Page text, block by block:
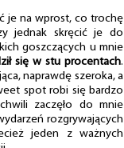
je na wprost, co trochę
jednak skręcić je do
goszczących u mnie
się w stu procentach.
naprawdę szeroka, a
spot robi się bardzo
zaczęło do mnie
rozgrywających
jeden z ważnych